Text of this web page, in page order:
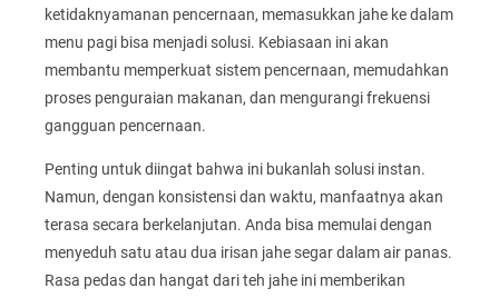
ketidaknyamanan pencernaan, memasukkan jahe ke dalam
menu pagi bisa menjadi solusi. Kebiasaan ini akan
membantu memperkuat sistem pencernaan, memudahkan
proses penguraian makanan, dan mengurangi frekuensi
gangguan pencernaan.
Penting untuk diingat bahwa ini bukanlah solusi instan.
Namun, dengan konsistensi dan waktu, manfaatnya akan
terasa secara berkelanjutan. Anda bisa memulai dengan
menyeduh satu atau dua irisan jahe segar dalam air panas.
Rasa pedas dan hangat dari teh jahe ini memberikan